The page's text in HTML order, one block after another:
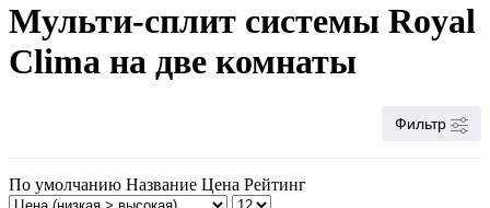
Мульти-сплит системы Royal
Clima на две комнаты
Фильтр
По умолчанию Название Цена Рейтинг